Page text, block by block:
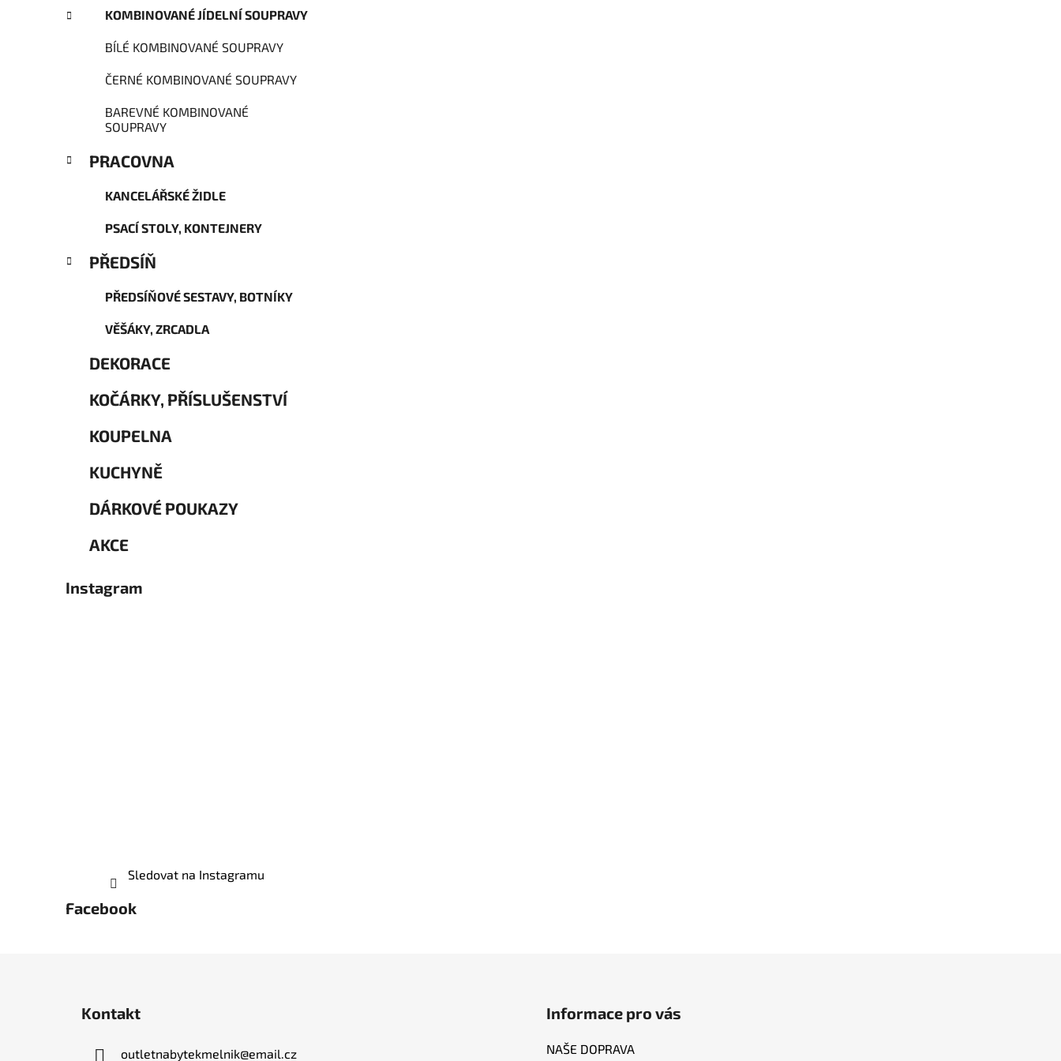
KOMBINOVANÉ JÍDELNÍ SOUPRAVY
BÍLÉ KOMBINOVANÉ SOUPRAVY
ČERNÉ KOMBINOVANÉ SOUPRAVY
BAREVNÉ KOMBINOVANÉ
SOUPRAVY
PRACOVNA
KANCELÁŘSKÉ ŽIDLE
PSACÍ STOLY, KONTEJNERY
PŘEDSÍŇ
PŘEDSÍŇOVÉ SESTAVY, BOTNÍKY
VĚŠÁKY, ZRCADLA
DEKORACE
KOČÁRKY, PŘÍSLUŠENSTVÍ
KOUPELNA
KUCHYNĚ
DÁRKOVÉ POUKAZY
AKCE
Instagram
Sledovat na Instagramu
Facebook
Kontakt
outletnabytekmelnik@email.cz
Informace pro vás
NAŠE DOPRAVA